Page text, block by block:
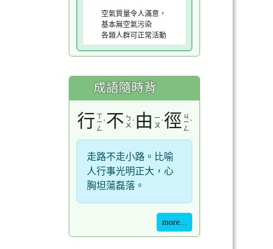
空氣質量令人滿意，
基本無空氣污染
各類人群可正常活動
成語隨時背
行 ㄒ
ㄧ
ㄥ
ˊ不 ㄅ
ㄨ ˋ 由 ㄧ
ㄡ ˊ徑 ㄐ
ㄧ
ㄥ
ˋ
走路不走小路。比喻
人行事光明正大，心
胸坦蕩磊落。
more...